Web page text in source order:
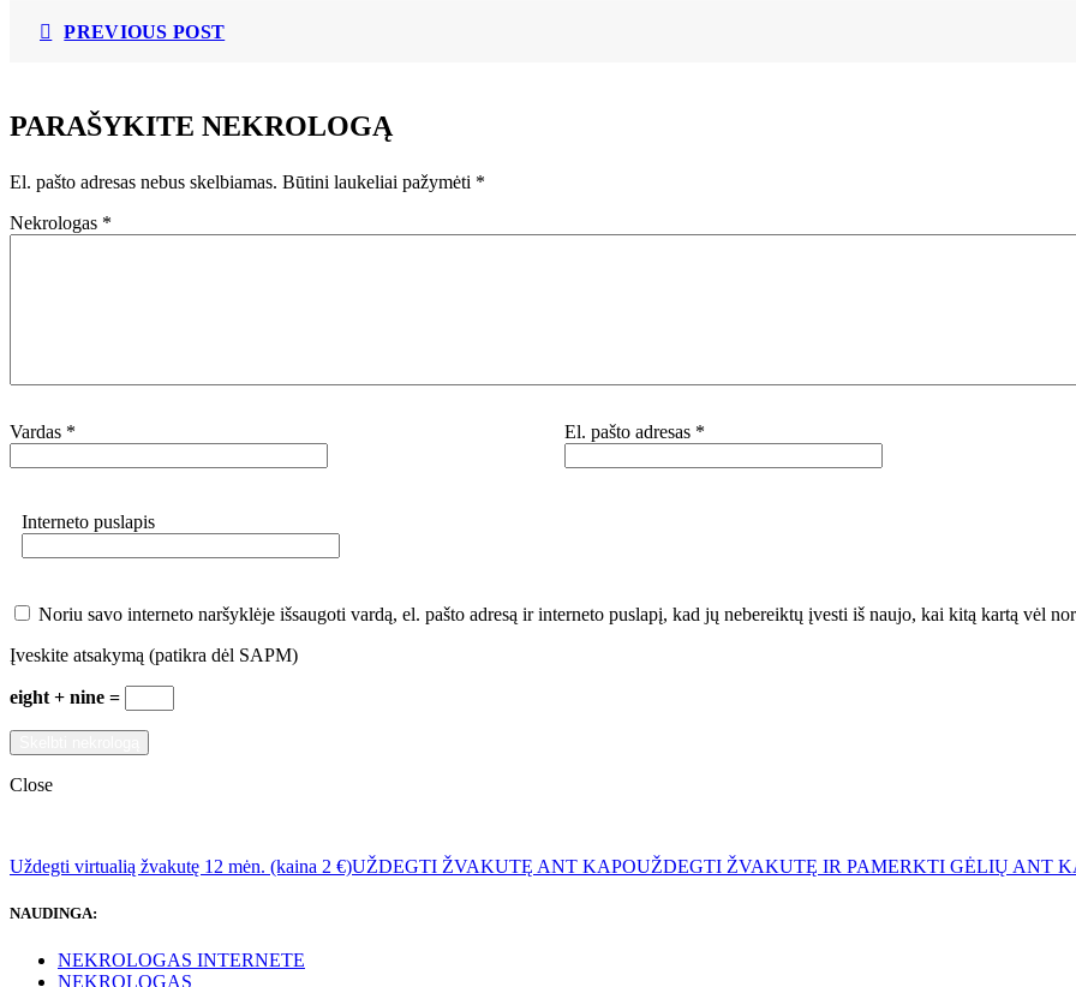
PREVIOUS POST
PARAŠYKITE NEKROLOGĄ
El. pašto adresas nebus skelbiamas. Būtini laukeliai pažymėti *
Nekrologas *
Vardas * El. pašto adresas *
Interneto puslapis
Noriu savo interneto naršyklėje išsaugoti vardą, el. pašto adresą ir interneto puslapį, kad jų nebereiktų įvesti iš naujo, kai kitą kartą vėl
Įveskite atsakymą (patikra dėl SAPM)
eight + nine =
Close
Uždegti virtualią žvakutę 12 mėn. (kaina 2 €)UŽDEGTI ŽVAKUTĘ ANT KAPOUŽDEGTI ŽVAKUTĘ IR PAMERKTI GĖLIŲ ANT
NAUDINGA:
NEKROLOGAS INTERNETE
NEKROLOGAS